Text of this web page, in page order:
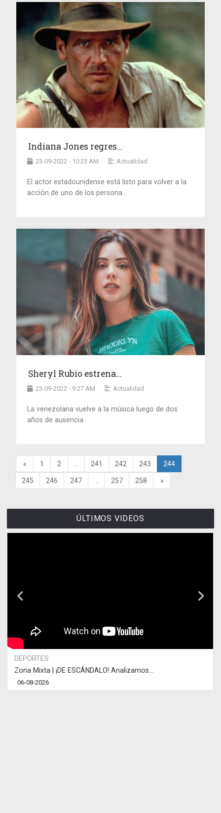
Indiana Jones regres...
23-09-2022 - 10:23 AM Actualidad
El actor estadounidense está listo para volver a la
acción de uno de los persona...
Sheryl Rubio estrena...
23-09-2022 - 9:27 AM Actualidad
La venezolana vuelve a la música luego de dos
años de ausencia
« 1 2 241 242 243 244
245 246 247 257 258 »
ÚLTIMOS VIDEOS
DEPORTES
Zona Mixta | ¡DE ESCÁNDALO! Analizamos...
06-08-2026